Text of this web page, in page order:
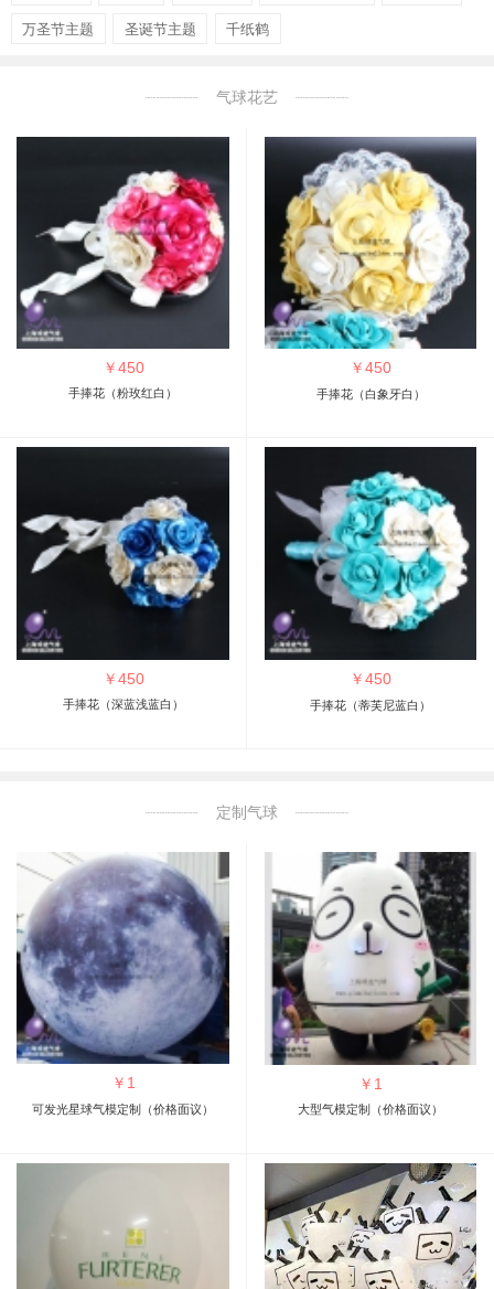
万圣节主题 圣诞节主题 千纸鹤
气球花艺
￥450
手捧花（粉玫红白）
￥450
手捧花（白象牙白）
￥450
手捧花（深蓝浅蓝白）
￥450
手捧花（蒂芙尼蓝白）
定制气球
￥ 1
可发光星球气模定制（价格面议）
￥ 1
大型气模定制（价格面议）